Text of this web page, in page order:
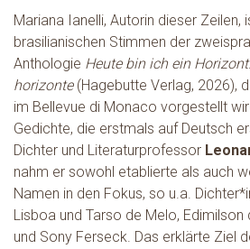
Mariana Ianelli, Autorin dieser Zeilen,
brasilianischen Stimmen der
Anthologie Heute bin ich ein
horizonte(Hagebutte Verlag, 2026),
im Bellevue di Monaco vorgestellt
Gedichte, die erstmals auf Deutsch
Dichter und Literaturprofessor
nahm er sowohl etablierte als auch
Namen in den Fokus, so u.a.
Lisboa und Tarso de Melo,
und Sony Ferseck. Das erklärte Ziel